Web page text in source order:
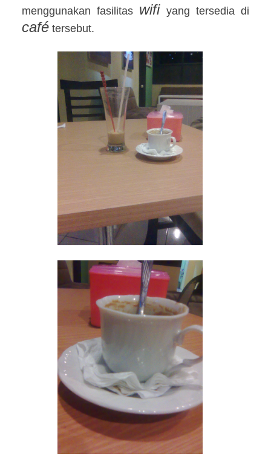
menggunakan fasilitas wifiyang tersedia di
café tersebut.